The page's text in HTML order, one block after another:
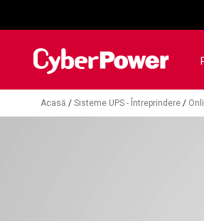
Acasă / Sisteme UPS - Întreprindere /